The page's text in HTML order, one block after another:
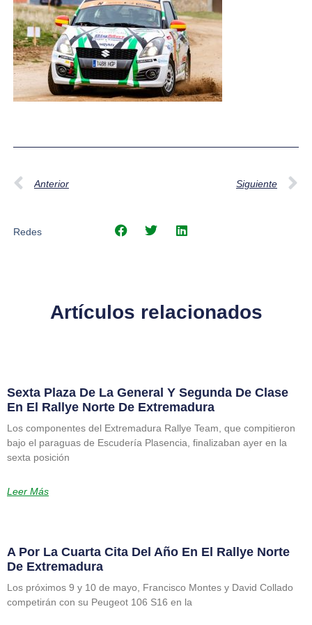
Anterior Siguiente
Redes
Artículos relacionados
Sexta Plaza De La General Y Segunda De Clase
En El Rallye Norte De Extremadura
Los componentes del Extremadura Rallye Team, que compitieron
bajo el paraguas de Escudería Plasencia, finalizaban ayer en la
sexta posición
Leer Más
A Por La Cuarta Cita Del Año En El Rallye Norte
De Extremadura
Los próximos 9 y 10 de mayo, Francisco Montes y David Collado
competirán con su Peugeot 106 S16 en la